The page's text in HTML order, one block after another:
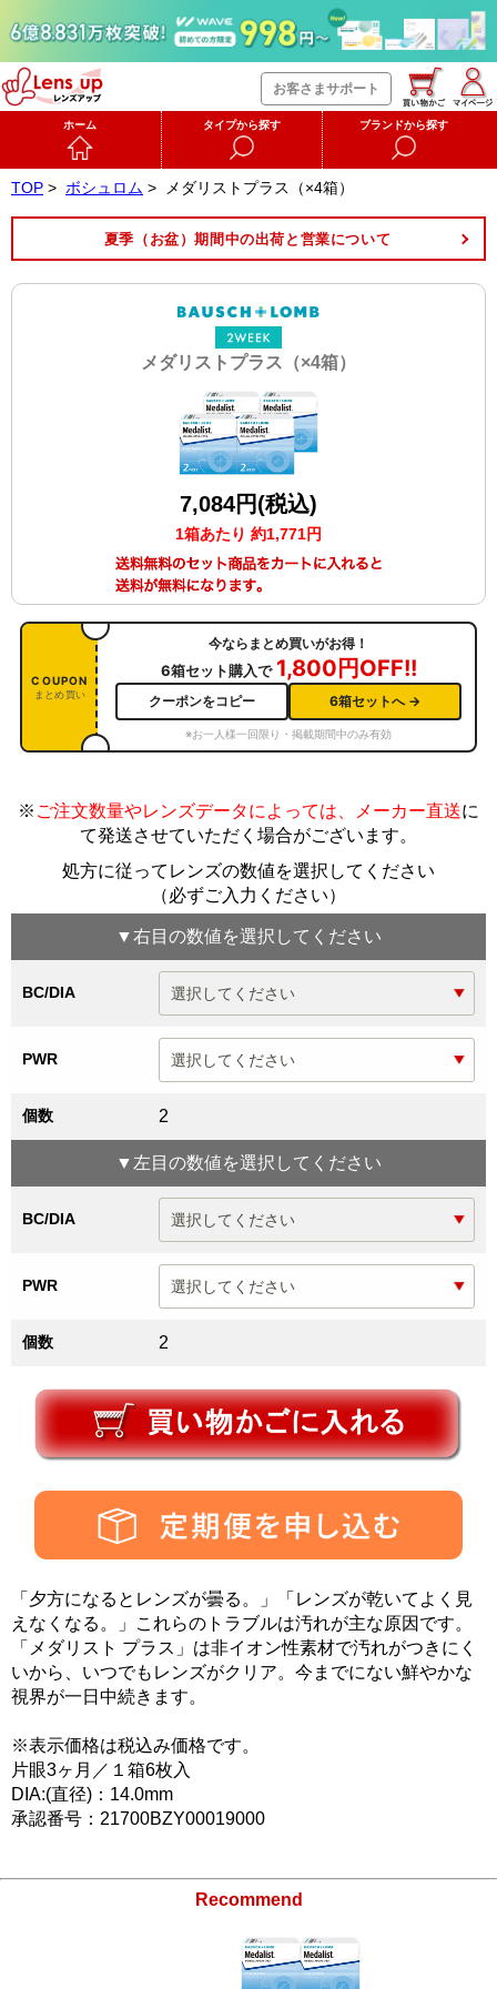
お客さまサポート
ホーム タイプから探す ブランドから探す
TOP > ボシュロム > メダリストプラス（×4箱）
夏季（お盆）期間中の出荷と営業について
メダリストプラス（×4箱）
7,084円(税込)
1箱あたり 約1,771円
COUPON
まとめ買い
今ならまとめ買いがお得！
6箱セット購入で 1,800円OFF!!
クーポンをコピー 6箱セットへ →
※お一人様一回限り・掲載期間中のみ有効
※ ご注文数量やレンズデータによっては、メーカー直送に
て発送させていただく場合がございます。
処方に従ってレンズの数値を選択してください
（必ずご入力ください）
▼右目 の数値を選択してください
BC/DIA
PWR
個数 2
▼ 左目 の数値を選択してください
BC/DIA
PWR
個数 2
「夕方になるとレンズが曇る。」「レンズが乾いてよく見
えなくなる。」これらのトラブルは汚れが主な原因です。
「メダリスト プラス」は非イオン性素材で汚れがつきにく
いから、いつでもレンズがクリア。今までにない鮮やかな
視界が一日中続きます。
※表示価格は税込み価格です。
片眼3ヶ月／１箱6枚入
DIA:(直径)：14.0mm
承認番号：21700BZY00019000
Recommend